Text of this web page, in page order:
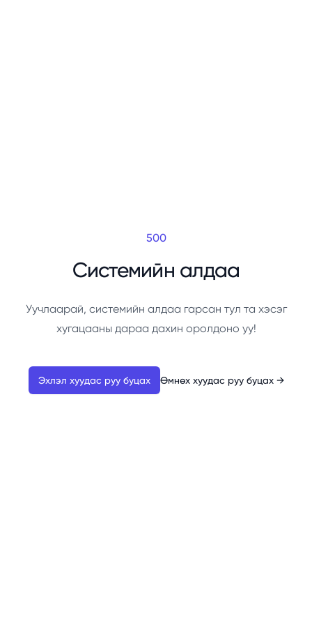
500
Системийн алдаа
Уучлаарай, системийн алдаа гарсан тул та хэсэг
хугацааны дараа дахин оролдоно уу!
Эхлэл хуудас руу буцах Өмнөх хуудас руу буцах →